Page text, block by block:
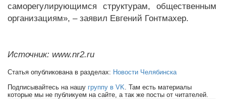
саморегулирующимся структурам, общественным
организациям», – заявил Евгений Гонтмахер.
Источник: www.nr2.ru
Статья опубликована в разделах: Новости Челябинска
Подписывайтесь на нашу группу в VK. Там есть материалы
которые мы не публикуем на сайте, а так же посты от читателей.